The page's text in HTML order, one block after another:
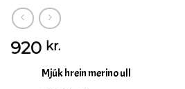
920 kr.
Mjúk hrein merino ull